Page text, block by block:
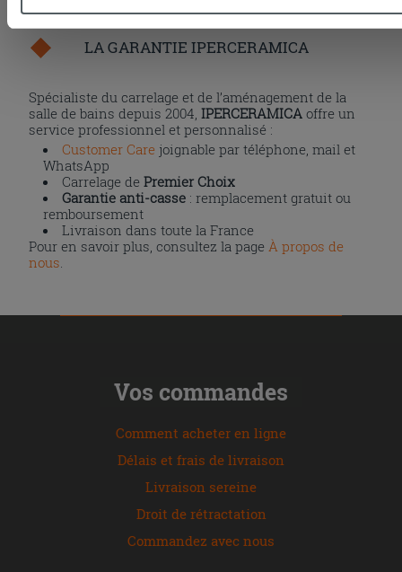
uniquement.
LA GARANTIE IPERCERAMICA
Spécialiste du carrelage et de l’aménagement de la
salle de bains depuis 2004,IPERCERAMICA offre un
service professionnel et personnalisé :
Customer Care joignable par téléphone, mail et
WhatsApp
Carrelage dePremier Choix
Garantie anti-casse : remplacement gratuit ou
remboursement
Livraison dans toute la France
Pour en savoir plus, consultez la page À propos de
nous
Vos commandes
Comment acheter en ligne
Délais et frais de livraison
Livraison sereine
Droit de rétractation
Commandez avec nous